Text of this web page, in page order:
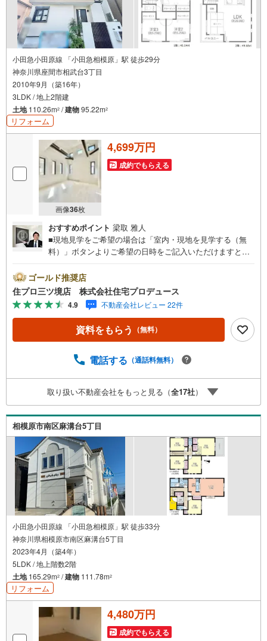
小田急小田原線 「小田急相模原」駅 徒歩29分
神奈川県座間市相武台3丁目
2010年9月（築16年）
3LDK / 地上2階建
土地110.26m2 /建物95.22m2
リフォーム
画像36枚
4,699万円
成約でもらえる
おすすめポイント 梁取 雅人
■現地見学をご希望の場合は「室内・現地を見学する（無
料）」ボタンよりご希望の日時をご記入いただけますとス
プロは、相鉄線の不動産売買専門会社です！最新物件情報
や当社限定で販売する物件情報も多数ございますので、お
気軽にお問合せ下さい！ -------------- 弊社独自の住宅ローン
提案システム 弊社ではファイナンシャル専門スタッフによ
る【丁寧な資金アドバイス】【ファイナンシャルプラン提
案書の作成】を随時行っております。意外に知らないお客
加入できる無料の生命保険】【13年間もらえる、国からの
後から始まる【住宅ローン返済】65歳以上から必要になる
【老後の費用負担】住宅探しの【このタイミング】で不安
な部分を明確にしていきませんか？？ --------------
ゴールド推奨店
住プロ三ツ境店 株式会社住宅プロデュース
4.9 不動産会社レビュー 22件
資料をもらう （無料）
電話する （通話料無料）
取り扱い不動産会社をもっと見る（全17社）
相模原市南区麻溝台5丁目
小田急小田原線 「小田急相模原」駅 徒歩33分
神奈川県相模原市南区麻溝台5丁目
2023年4月（築4年）
5LDK / 地上階数2階
土地165.29m2 /建物 111.78m2
リフォーム
4,480万円
成約でもらえる